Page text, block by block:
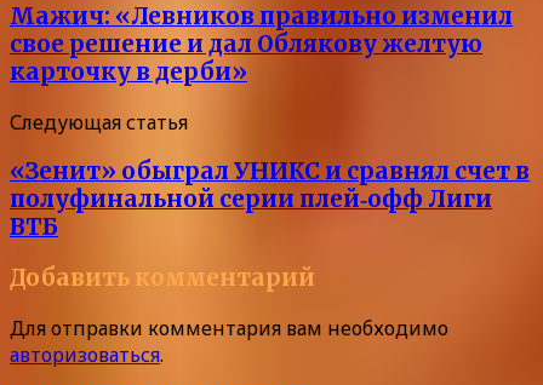
Мажич: «Левников правильно изменил
свое решение и дал Облякову желтую
карточку в дерби»
Следующая статья
«Зенит» обыграл УНИКС и сравнял счет в
полуфинальной серии плей‑офф Лиги
ВТБ
Добавить комментарий
Для отправки комментария вам необходимо
авторизоваться.